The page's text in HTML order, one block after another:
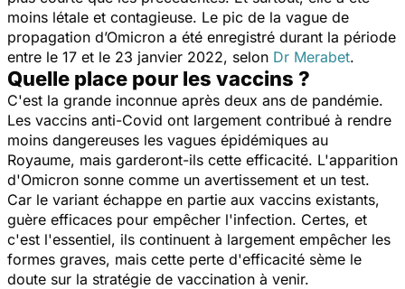
moins létale et contagieuse. Le pic de la vague de
propagation d’Omicron a été enregistré durant la période
entre le 17 et le 23 janvier 2022, selon Dr Merabet.
Quelle place pour les vaccins ?
C'est la grande inconnue après deux ans de pandémie.
Les vaccins anti-Covid ont largement contribué à rendre
moins dangereuses les vagues épidémiques au
Royaume, mais garderont-ils cette efficacité. L'apparition
d'Omicron sonne comme un avertissement et un test.
Car le variant échappe en partie aux vaccins existants,
guère efficaces pour empêcher l'infection. Certes, et
c'est l'essentiel, ils continuent à largement empêcher les
formes graves, mais cette perte d'efficacité sème le
doute sur la stratégie de vaccination à venir.